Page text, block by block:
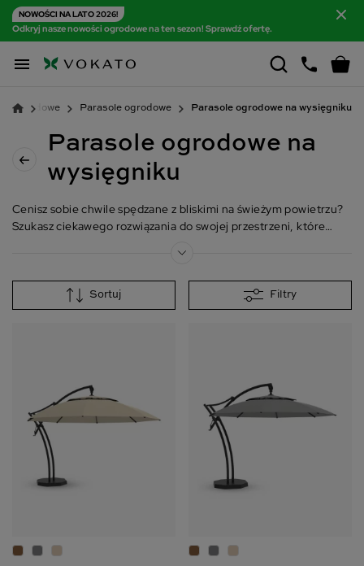
NOWOŚCI NA LATO 2026!
Odkryj nasze nowości ogrodowe na ten sezon! Sprawdź ofertę.

ogrodowe Parasole ogrodowe Parasole ogrodowe na wysięgniku
Parasole ogrodowe na
wysięgniku
Cenisz sobie chwile spędzane z bliskimi na świeżym powietrzu?
Szukasz ciekawego rozwiązania do swojej przestrzeni, które
letnie dni? Świetnie się składa! W tej kategorii mamy idealne
akcesorium dla Ciebie – parasol ogrodowy na wysięgniku,
którego konstrukcję podtrzymuje boczna noga.
Sortuj Filtry